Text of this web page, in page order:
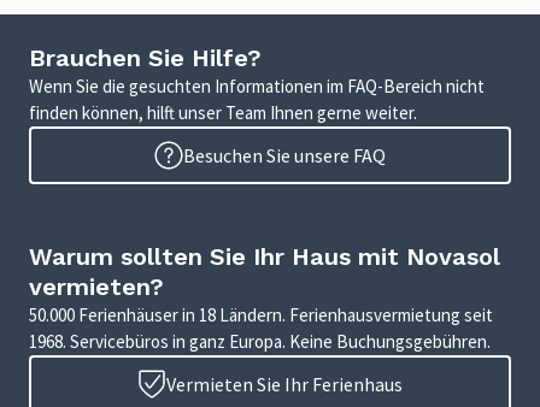
Brauchen Sie Hilfe?
Wenn Sie die gesuchten Informationen im FAQ-Bereich nicht
finden können, hilft unser Team Ihnen gerne weiter.
Besuchen Sie unsere FAQ
Warum sollten Sie Ihr Haus mit Novasol
vermieten?
50.000 Ferienhäuser in 18 Ländern. Ferienhausvermietung seit
1968. Servicebüros in ganz Europa. Keine Buchungsgebühren.
Vermieten Sie Ihr Ferienhaus